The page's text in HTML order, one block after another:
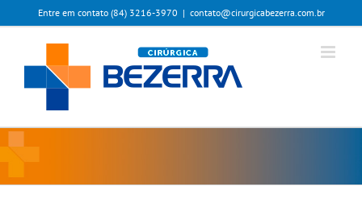
para
Entre em contato (84) 3216-3970 | contato@cirurgicabezerra.com.br